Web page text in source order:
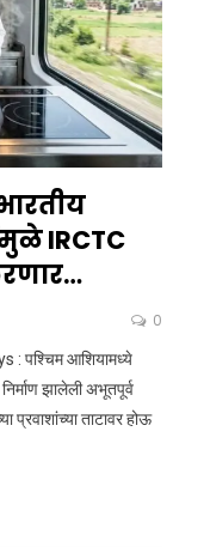
IRCTC
0
: पश्‍चिम आशियामध्ये
झालेली अभूतपूर्व
प्रवाशांच्या ताटावर होऊ